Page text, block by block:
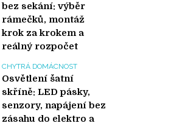
bez sekání: výběr
rámečků, montáž
krok za krokem a
reálný rozpočet
CHYTRÁ DOMÁCNOST
Osvětlení šatní
skříně: LED pásky,
senzory, napájení bez
zásahu do elektro a